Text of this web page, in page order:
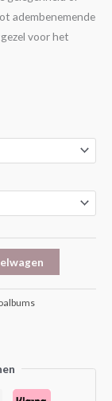
adembenemende
voor het